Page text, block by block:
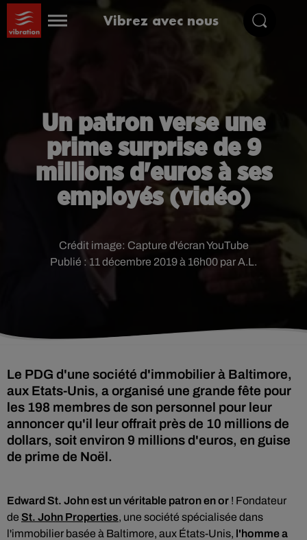
Vibrez avec nous
Un patron verse une
prime surprise de 9
millions d'euros à ses
employés (vidéo)
Publié : 11 décembre 2019 à 16h00 par A.L.
Crédit image: Capture d'écran YouTube
Le PDG d'une société d'immobilier à Baltimore,
aux Etats-Unis, a organisé une grande fête pour
les 198 membres de son personnel pour leur
annoncer qu'il leur offrait près de 10 millions de
dollars, soit environ 9 millions d'euros, en guise
de prime de Noël.
Edward St. John est un véritable patron en or ! Fondateur
de St. John Properties, une société spécialisée dans
l'immobilier basée à Baltimore, aux États-Unis, l'homme a